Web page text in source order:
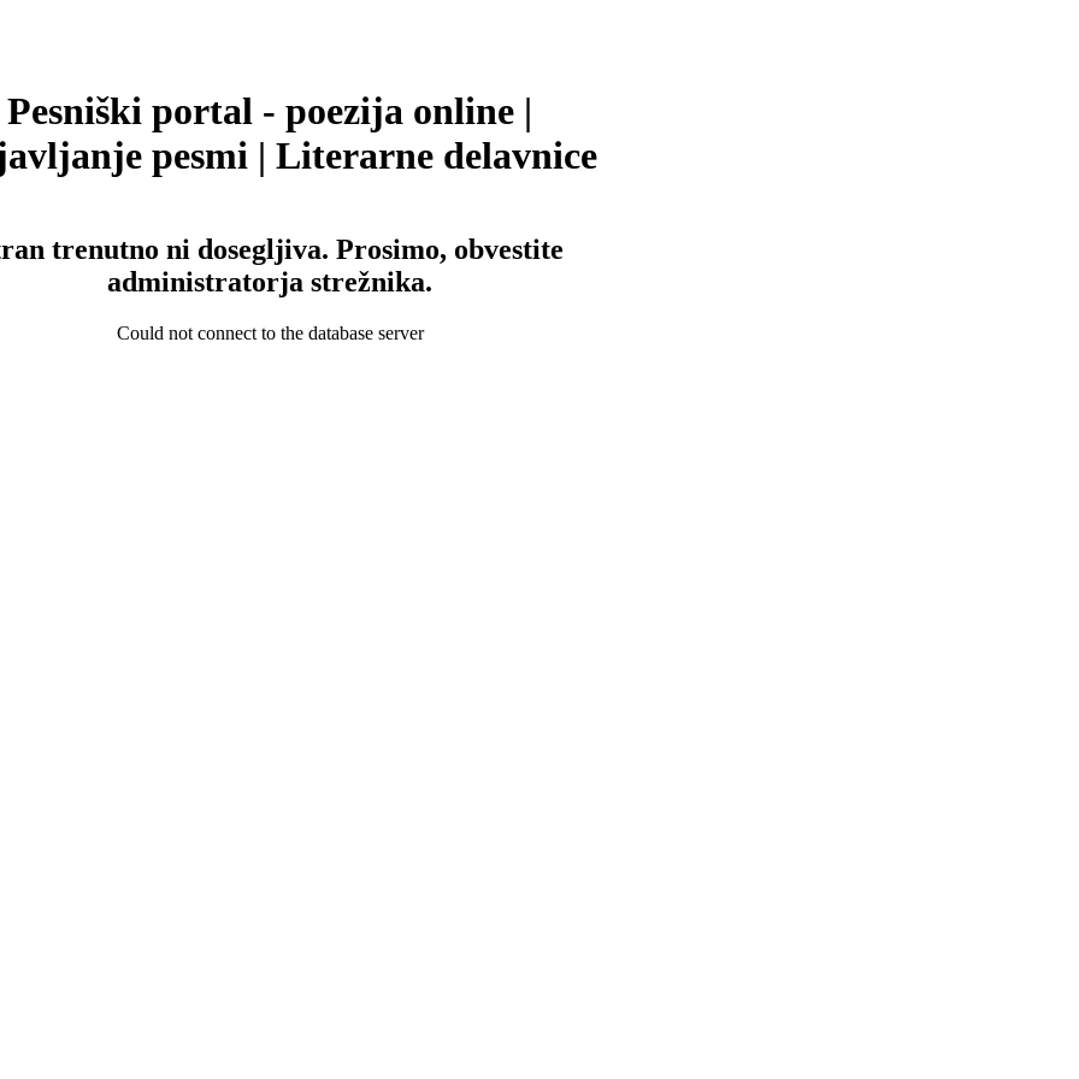
Pesniški portal - poezija online |
pesmi | Literarne delavnice
trenutno ni dosegljiva. Prosimo, obvestite
administratorja strežnika.
Could not connect to the database server